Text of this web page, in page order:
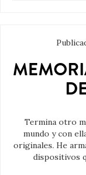
Termina otro
mundo y con
originales. He
dispositivos